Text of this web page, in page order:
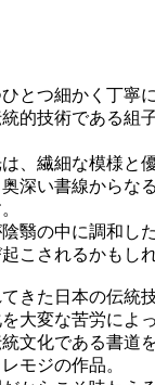
とつ細かく丁寧
的技術である組
、繊細な模様と
深い書線からな
翳の中に調和し
こされるかもし
きた日本の伝統
大変な苦労によ
文化である書道
モジの作品。